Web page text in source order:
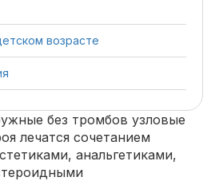
возрасте
без тромбов узловые
лечатся сочетанием
анальгетиками,